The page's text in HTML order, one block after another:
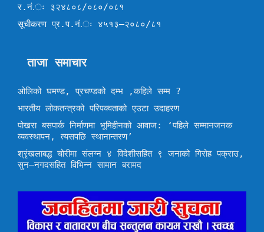
र.नं.ः ३२४८०८/०८०/०८१
सूचीकरण प्र.प.नं.ः ४५१३–२०८०/८१
ताजा समाचार
ओलिको घमण्ड, प्रचण्डको दम्भ ,कहिले सम्म ?
भारतीय लोकतन्त्रको परिपक्वताको एउटा उदाहरण
पोखरा बसपार्क निर्माणमा भूमिहीनको आवाज: ‘पहिले सम्मानजनक
व्यवस्थापन, त्यसपछि स्थानान्तरण’
श्रृंखलाबद्ध चोरीमा संलग्न ४ विदेशीसहित ९ जनाको गिरोह पक्राउ,
सुन–नगदसहित विभिन्न सामान बरामद